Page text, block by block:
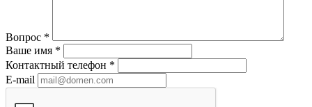
Вопрос *
Ваше имя *
Контактный телефон *
E-mail